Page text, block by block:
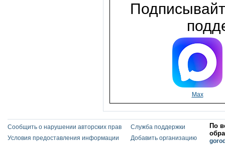
Max
Сообщить о нарушении авторских прав
Условия предоставления информации
Служба поддержки
Добавить организацию
По